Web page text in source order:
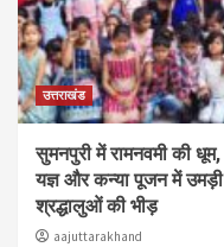
उत्तराखंड
सुमनपुरी में रामनवमी की धूम,
यज्ञ और कन्या पूजन में उमड़ी
श्रद्धालुओं की भीड़
aajuttarakhand